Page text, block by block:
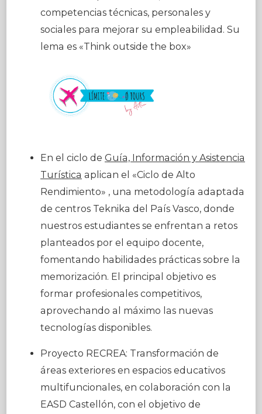
competencias técnicas, personales y
sociales para mejorar su empleabilidad. Su
lema es «Think outside the box»
En el ciclo de Guía, Información y Asistencia
Turística aplican el «Ciclo de Alto
Rendimiento» , una metodología adaptada
de centros Teknika del País Vasco, donde
nuestros estudiantes se enfrentan a retos
planteados por el equipo docente,
fomentando habilidades prácticas sobre la
memorización. El principal objetivo es
formar profesionales competitivos,
aprovechando al máximo las nuevas
tecnologías disponibles.
Proyecto RECREA: Transformación de
áreas exteriores en espacios educativos
multifuncionales, en colaboración con la
EASD Castellón, con el objetivo de